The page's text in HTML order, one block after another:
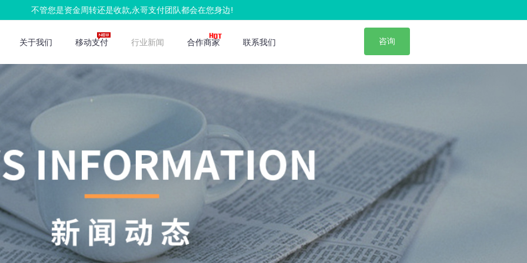
不管您是资金周转还是收款,永哥支付团队都会在您身边!
关于我们 移动支付 行业新闻 合作商家 联系我们 咨询